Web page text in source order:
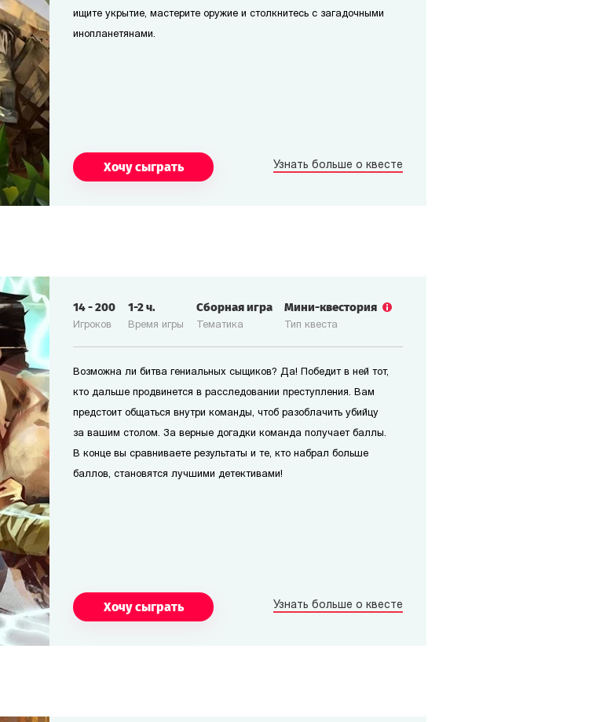
ищите укрытие, мастерите оружие и столкнитесь с загадочными
инопланетянами.
Хочу сыграть Узнать больше о квесте
Игроков
14-200
Время игры
1-2ч.
Тематика
Сборная игра
Тип квеста
Мини-квестория
Возможна ли битва гениальных сыщиков? Да! Победит в ней тот,
кто дальше продвинется в расследовании преступления. Вам
предстоит общаться внутри команды, чтоб разоблачить убийцу
за вашим столом. За верные догадки команда получает баллы.
В конце вы сравниваете результаты и те, кто набрал больше
баллов, становятся лучшими детективами!
Хочу сыграть Узнать больше о квесте